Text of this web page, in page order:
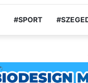
#SPORT